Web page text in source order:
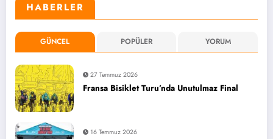
HABERLER
GÜNCEL POPÜLER YORUM
27 Temmuz 2026
Fransa Bisiklet Turu’nda Unutulmaz Final
16 Temmuz 2026